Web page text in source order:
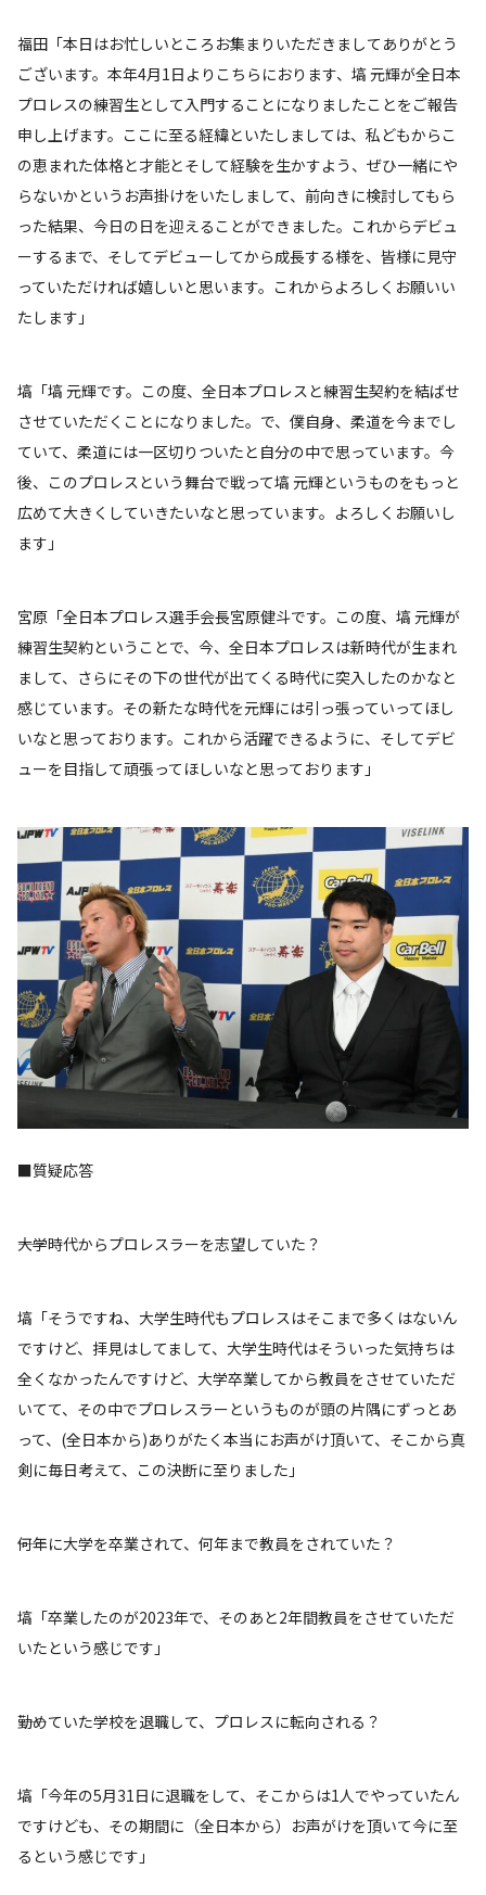
福田「本日はお忙しいところお集まりいただきましてありがとう
ございます。本年4月1日よりこちらにおります、塙 元輝が全日本
プロレスの練習生として入門することになりましたことをご報告
申し上げます。ここに至る経緯といたしましては、私どもからこ
の恵まれた体格と才能とそして経験を生かすよう、ぜひ一緒にや
らないかというお声掛けをいたしまして、前向きに検討してもら
った結果、今日の日を迎えることができました。これからデビュ
ーするまで、そしてデビューしてから成長する様を、皆様に見守
っていただければ嬉しいと思います。これからよろしくお願いい
たします」
塙「塙 元輝です。この度、全日本プロレスと練習生契約を結ばせ
させていただくことになりました。で、僕自身、柔道を今までし
ていて、柔道には一区切りついたと自分の中で思っています。今
後、このプロレスという舞台で戦って塙 元輝というものをもっと
広めて大きくしていきたいなと思っています。よろしくお願いし
ます」
宮原「全日本プロレス選手会長宮原健斗です。この度、塙 元輝が
練習生契約ということで、今、全日本プロレスは新時代が生まれ
まして、さらにその下の世代が出てくる時代に突入したのかなと
感じています。その新たな時代を元輝には引っ張っていってほし
いなと思っております。これから活躍できるように、そしてデビ
ューを目指して頑張ってほしいなと思っております」
■質疑応答
――大学時代からプロレスラーを志望していた？
塙「そうですね、大学生時代もプロレスはそこまで多くはないん
ですけど、拝見はしてまして、大学生時代はそういった気持ちは
全くなかったんですけど、大学卒業してから教員をさせていただ
いてて、その中でプロレスラーというものが頭の片隅にずっとあ
って、(全日本から)ありがたく本当にお声がけ頂いて、そこから真
剣に毎日考えて、この決断に至りました」
――何年に大学を卒業されて、何年まで教員をされていた？
塙「卒業したのが2023年で、そのあと2年間教員をさせていただ
いたという感じです」
――勤めていた学校を退職して、プロレスに転向される？
塙「今年の5月31日に退職をして、そこからは1人でやっていたん
ですけども、その期間に（全日本から）お声がけを頂いて今に至
るという感じです」